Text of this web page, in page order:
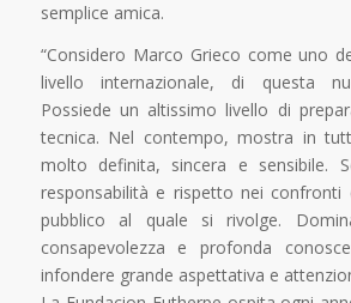
semplice amica.
“Considero Marco Grieco come uno
livello internazionale, di questa
Possiede un altissimo livello di
tecnica. Nel contempo, mostra in
molto definita, sincera e sensibile.
responsabilità e rispetto nei confronti
pubblico al quale si rivolge.
consapevolezza e profonda
infondere grande aspettativa e